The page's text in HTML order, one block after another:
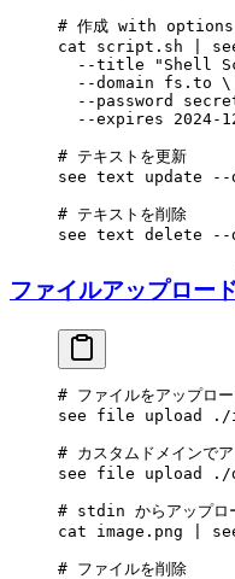
# 作成 with options
cat script.sh
  --title
"Shell
  --domain
fs.to \
  --password
  --expires
2024-
# テキストを更新
see text update --
# テキストを削除
see text delete --
ファイルアップロー
# ファイルをアップロー
see file upload ./
# カスタムドメインで
see file upload ./
# stdin からアップロ
cat image.png
# ファイルを削除